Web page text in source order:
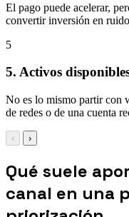
El pago puede acelerar,
convertir inversión en
5
5. Activos
No es lo mismo partir con
de redes o de una cuenta
‹ ›
Qué suele
canal en una